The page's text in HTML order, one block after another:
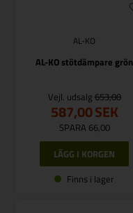
AL-KO
AL-KO stötdämpare grön
Vejl. udsalg 653,00
587,00SEK
SPARA 66,00
Finns i lager